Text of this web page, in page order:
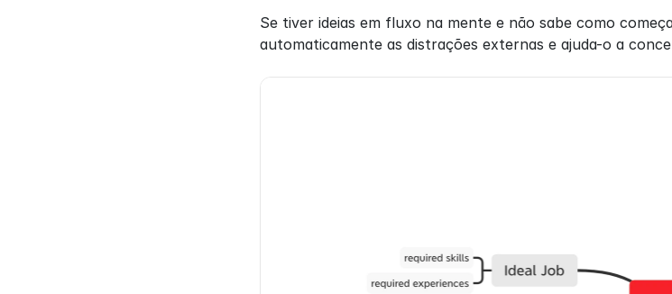
Se tiver ideias em fluxo na mente e não sabe como
automaticamente as distrações externas e ajuda-o a